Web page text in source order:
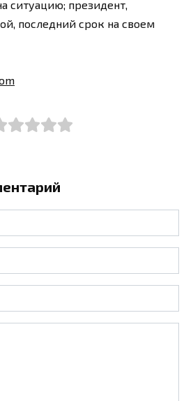
ситуацию; президент,
последний срок на своем